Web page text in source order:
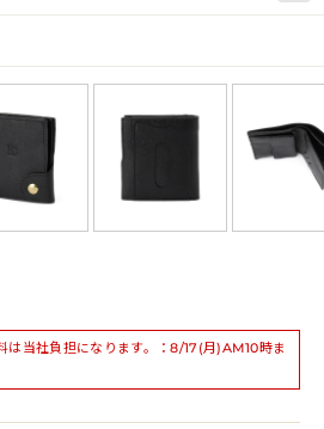
は当社負担になります。：8/17(月)AM10時ま